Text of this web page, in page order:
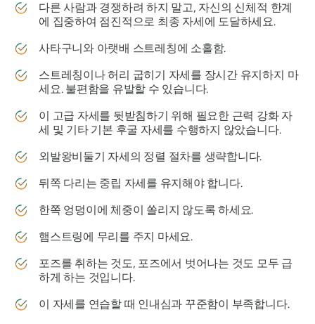
다른 사람과 경쟁하려 하지 말고, 자신의 신체적 한계
에 집중하여 점진적으로 최종 자세에 도달하세요.
사타구니와 아랫배 스트레칭에 소홀함.
스트레칭이나 허리 굽히기 자세를 장시간 유지하지 마
세요. 불편함을 유발할 수 있습니다.
이 고급 자세를 뒷받침하기 위해 필요한 근력 강화 자
세 및 기타 기본 후굴 자세를 수행하지 않았습니다.
외발왕비둘기 자세의 정렬 절차를 생략합니다.
뒤쪽 다리는 중립 자세를 유지해야 합니다.
한쪽 엉덩이에 체중이 쏠리지 않도록 하세요.
햄스트링에 무리를 주지 마세요.
포즈를 취하는 것도, 포즈에서 벗어나는 것도 모두 급
하게 하는 것입니다.
이 자세를 연습할 때 인내심과 꾸준함이 부족합니다.